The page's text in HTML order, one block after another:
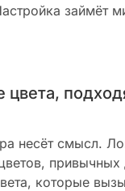
займёт
цвета,
несёт смысл.
привычных
которые